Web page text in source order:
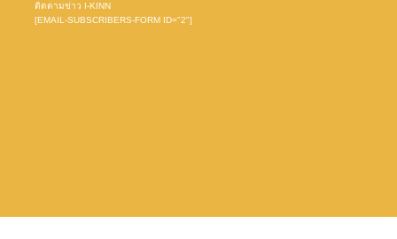
ติดตามข่าว I-KINN
[EMAIL-SUBSCRIBERS-FORM ID="2"]